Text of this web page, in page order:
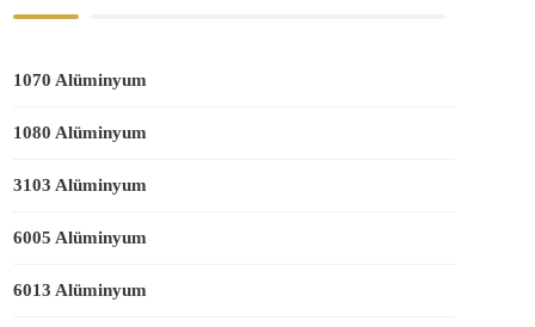
1070 Alüminyum
1080 Alüminyum
3103 Alüminyum
6005 Alüminyum
6013 Alüminyum